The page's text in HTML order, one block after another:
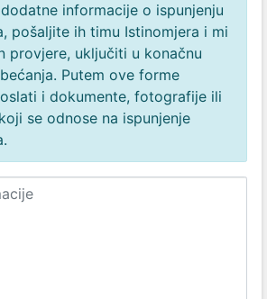
informacije o ispunjenju
pošaljite ih timu Istinomjera i mi
provjere, uključiti u konačnu
Putem ove forme
i dokumente, fotografije ili
se odnose na ispunjenje